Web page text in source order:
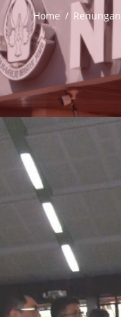
Home Renungan